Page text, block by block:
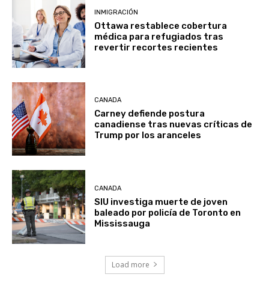
INMIGRACIÓN
Ottawa restablece cobertura
médica para refugiados tras
revertir recortes recientes
CANADA
Carney defiende postura
canadiense tras nuevas críticas de
Trump por los aranceles
CANADA
SIU investiga muerte de joven
baleado por policía de Toronto en
Mississauga
Load more